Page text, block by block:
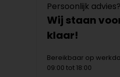
Plinten
Deurmatten
Vloer- en
Persoonlijk advies?
Wij staan
klaar!
Bereikbaar op
09:00 tot 18:00